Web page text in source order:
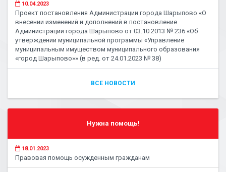
10.04.2023
Проект постановления Администрации города Шарыпово «О
внесении изменений и дополнений в постановление
Администрации города Шарыпово от 03.10.2013 № 236 «Об
утверждении муниципальной программы «Управление
муниципальным имуществом муниципального образования
«город Шарыпово»» (в ред. от 24.01.2023 № 38)
ВСЕ НОВОСТИ
Нужна помощь!
18.01.2023
Правовая помощь осужденным гражданам